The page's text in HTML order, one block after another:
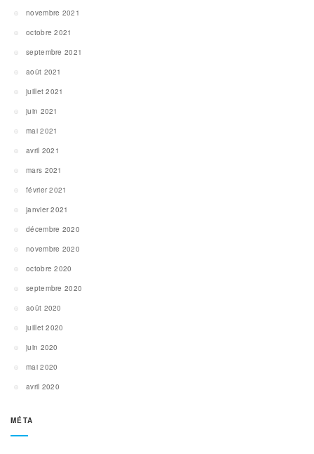
novembre 2021
octobre 2021
septembre 2021
août 2021
juillet 2021
juin 2021
mai 2021
avril 2021
mars 2021
février 2021
janvier 2021
décembre 2020
novembre 2020
octobre 2020
septembre 2020
août 2020
juillet 2020
juin 2020
mai 2020
avril 2020
MÉTA